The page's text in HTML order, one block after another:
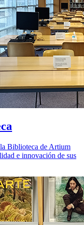
Biblioteca de Artium
e innovación de sus